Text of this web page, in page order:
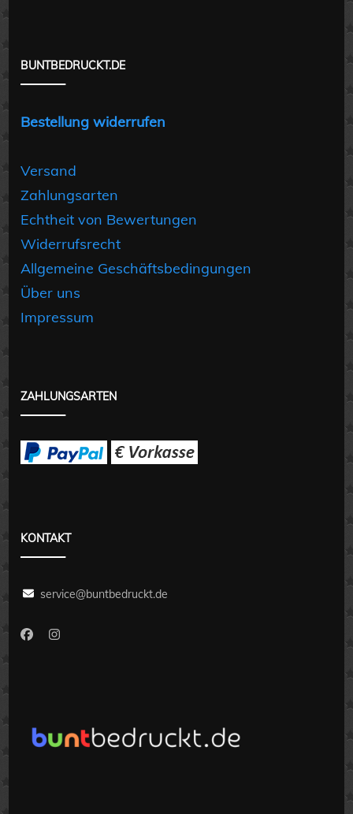
BUNTBEDRUCKT.DE
Bestellung widerrufen
Versand
Zahlungsarten
Echtheit von Bewertungen
Widerrufsrecht
Allgemeine Geschäftsbedingungen
Über uns
Impressum
ZAHLUNGSARTEN
KONTAKT
service@buntbedruckt.de